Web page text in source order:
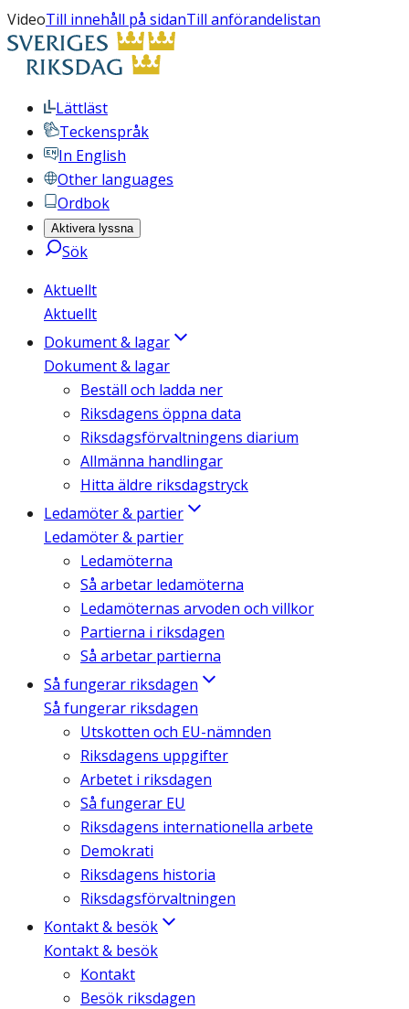
VideoTill innehåll på sidanTill anförandelistan
Lättläst
Teckenspråk
In English
Other languages
Ordbok
Aktivera lyssna
Sök
Aktuellt
Aktuellt
Dokument & lagar
Dokument & lagar
Beställ och ladda ner
Riksdagens öppna data
Riksdagsförvaltningens diarium
Allmänna handlingar
Hitta äldre riksdagstryck
Ledamöter & partier
Ledamöter & partier
Ledamöterna
Så arbetar ledamöterna
Ledamöternas arvoden och villkor
Partierna i riksdagen
Så arbetar partierna
Så fungerar riksdagen
Så fungerar riksdagen
Utskotten och EU-nämnden
Riksdagens uppgifter
Arbetet i riksdagen
Så fungerar EU
Riksdagens internationella arbete
Demokrati
Riksdagens historia
Riksdagsförvaltningen
Kontakt & besök
Kontakt & besök
Kontakt
Besök riksdagen